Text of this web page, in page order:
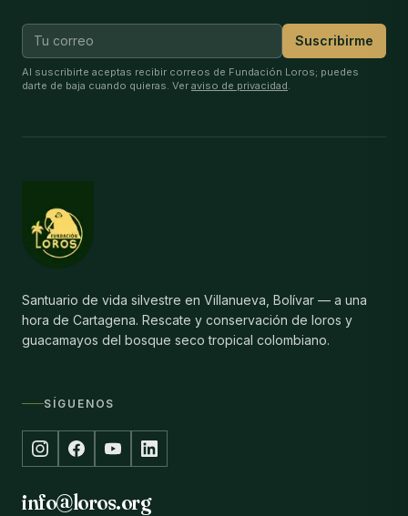
Suscribirme
Al suscribirte aceptas recibir correos de Fundación Loros; puedes
darte de baja cuando quieras. Ver aviso de privacidad.
Santuario de vida silvestre en Villanueva, Bolívar — a una
hora de Cartagena. Rescate y conservación de loros y
guacamayos del bosque seco tropical colombiano.
SÍGUENOS
info@loros.org